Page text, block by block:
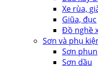
Xe rùa,
Giũa, đục
Đồ nghề
Sơn và phụ
Sơn phun
Sơn dầu